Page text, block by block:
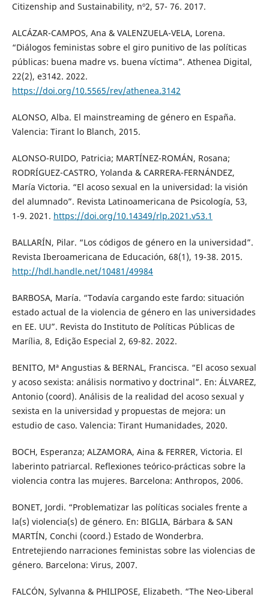
Citizenship and Sustainability, nº2, 57- 76. 2017.
ALCÁZAR-CAMPOS, Ana & VALENZUELA-VELA, Lorena.
“Diálogos feministas sobre el giro punitivo de las políticas
públicas: buena madre vs. buena víctima”. Athenea Digital,
22(2), e3142. 2022.
https://doi.org/10.5565/rev/athenea.3142
ALONSO, Alba. El mainstreaming de género en España.
Valencia: Tirant lo Blanch, 2015.
ALONSO-RUIDO, Patricia; MARTÍNEZ-ROMÁN, Rosana;
RODRÍGUEZ-CASTRO, Yolanda & CARRERA-FERNÁNDEZ,
María Victoria. “El acoso sexual en la universidad: la visión
del alumnado”. Revista Latinoamericana de Psicología, 53,
1-9. 2021. https://doi.org/10.14349/rlp.2021.v53.1
BALLARÍN, Pilar. “Los códigos de género en la universidad”.
Revista Iberoamericana de Educación, 68(1), 19-38. 2015.
http://hdl.handle.net/10481/49984
BARBOSA, María. “Todavía cargando este fardo: situación
estado actual de la violencia de género en las universidades
en EE. UU”. Revista do Instituto de Políticas Públicas de
Marília, 8, Edição Especial 2, 69-82. 2022.
BENITO, Mª Angustias & BERNAL, Francisca. “El acoso sexual
y acoso sexista: análisis normativo y doctrinal”. En: ÁLVAREZ,
Antonio (coord). Análisis de la realidad del acoso sexual y
sexista en la universidad y propuestas de mejora: un
estudio de caso. Valencia: Tirant Humanidades, 2020.
BOCH, Esperanza; ALZAMORA, Aina & FERRER, Victoria. El
laberinto patriarcal. Reflexiones teórico-prácticas sobre la
violencia contra las mujeres. Barcelona: Anthropos, 2006.
BONET, Jordi. “Problematizar las políticas sociales frente a
la(s) violencia(s) de género. En: BIGLIA, Bárbara & SAN
MARTÍN, Conchi (coord.) Estado de Wonderbra.
Entretejiendo narraciones feministas sobre las violencias de
género. Barcelona: Virus, 2007.
FALCÓN, Sylvanna & PHILIPOSE, Elizabeth. “The Neo-Liberal